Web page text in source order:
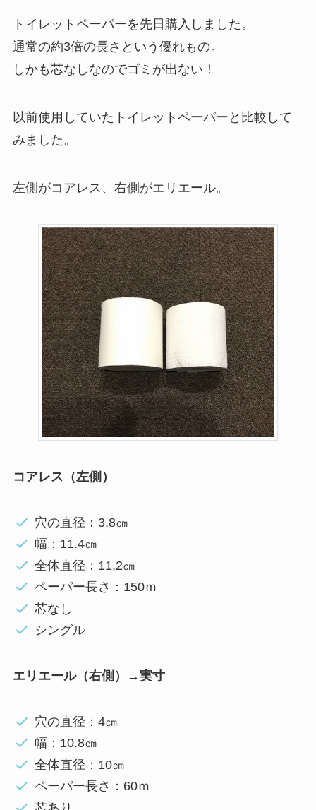
トイレットペーパーを先日購入しました。
通常の約3倍の長さという優れもの。
しかも芯なしなのでゴミが出ない！
以前使用していたトイレットペーパーと比較して
みました。
左側がコアレス、右側がエリエール。
コアレス（左側）
穴の直径：3.8㎝
幅：11.4㎝
全体直径：11.2㎝
ペーパー長さ：150ｍ
芯なし
シングル
エリエール（右側） →実寸
穴の直径：4㎝
幅：10.8㎝
全体直径：10㎝
ペーパー長さ：60ｍ